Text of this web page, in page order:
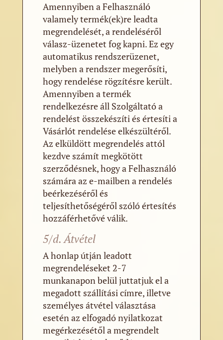
Amennyiben a Felhasználó
valamely termék(ek)re leadta
megrendelését, a rendeléséről
válasz-üzenetet fog kapni. Ez egy
automatikus rendszerüzenet,
melyben a rendszer megerősíti,
hogy rendelése rögzítésre került.
Amennyiben a termék
rendelkezésre áll Szolgáltató a
rendelést összekészíti és értesíti a
Vásárlót rendelése elkészültéről.
Az elküldött megrendelés attól
kezdve számít megkötött
szerződésnek, hogy a Felhasználó
számára az e-mailben a rendelés
beérkezéséről és
teljesíthetőségéről szóló értesítés
hozzáférhetővé válik.
5/d. Átvétel
A honlap útján leadott
megrendeléseket 2-7
munkanapon belül juttatjuk el a
megadott szállítási címre, illetve
személyes átvétel választása
esetén az elfogadó nyilatkozat
megérkezésétől a megrendelt